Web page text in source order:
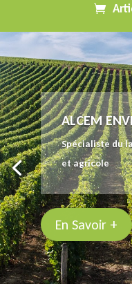
ALCEM
Spécialiste du
et agricole
En Savoir +